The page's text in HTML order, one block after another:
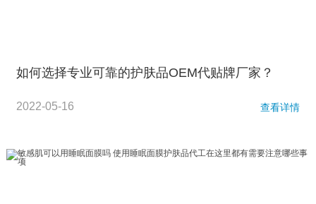
如何选择专业可靠的护肤品OEM代贴牌厂家？
2022-05-16 查看详情